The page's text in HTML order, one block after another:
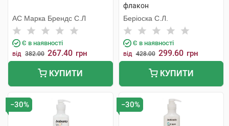
АС Марка Брендс С.Л
Є в наявності
від 382.00 267.40 грн
КУПИТИ
флакон
Беріоска С.Л.
Є в наявності
від 428.00 299.60 грн
КУПИТИ
−30% −30%